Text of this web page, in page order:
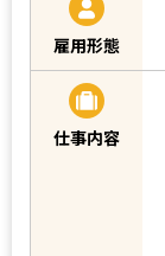
雇用形態
仕事内容